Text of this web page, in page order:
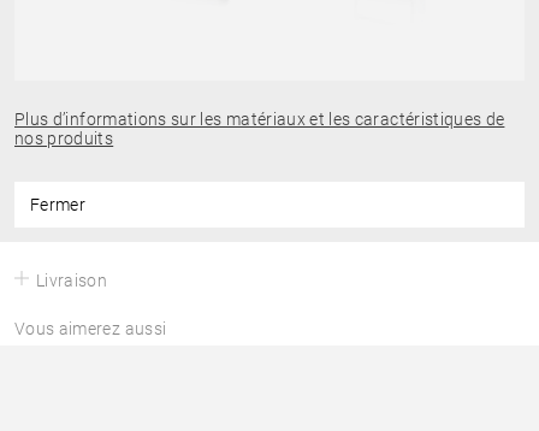
Plus d’informations sur les matériaux et les caractéristiques de
nos produits
Fermer
Livraison
Vous aimerez aussi